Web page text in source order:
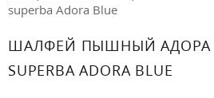
superba Adora Blue
ШАЛФЕЙ ПЫШНЫЙ АДОРА
SUPERBA ADORA BLUE